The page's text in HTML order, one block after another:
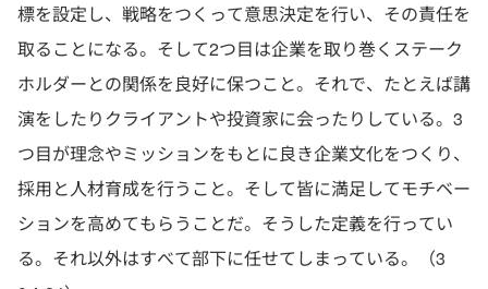
標を設定し、戦略をつくって意思決定を行い、その責任を
取ることになる。そして2つ目は企業を取り巻くステーク
ホルダーとの関係を良好に保つこと。それで、たとえば講
演をしたりクライアントや投資家に会ったりしている。3
つ目が理念やミッションをもとに良き企業文化をつくり、
採用と人材育成を行うこと。そして皆に満足してモチベー
ションを高めてもらうことだ。そうした定義を行ってい
る。それ以外はすべて部下に任せてしまっている。（3